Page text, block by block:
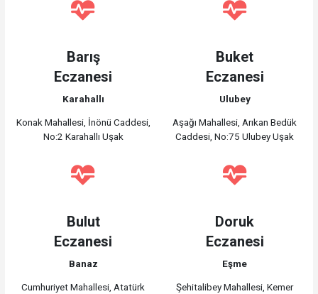
Barış
Eczanesi
Karahallı
Konak Mahallesi, İnönü Caddesi,
No:2 Karahallı Uşak
Buket
Eczanesi
Ulubey
Aşağı Mahallesi, Arıkan Bedük
Caddesi, No:75 Ulubey Uşak
Bulut
Eczanesi
Banaz
Cumhuriyet Mahallesi, Atatürk
Doruk
Eczanesi
Eşme
Şehitalibey Mahallesi, Kemer